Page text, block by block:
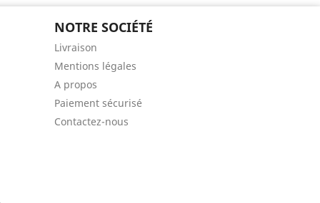
NOTRE SOCIÉTÉ
Livraison
Mentions légales
A propos
Paiement sécurisé
Contactez-nous